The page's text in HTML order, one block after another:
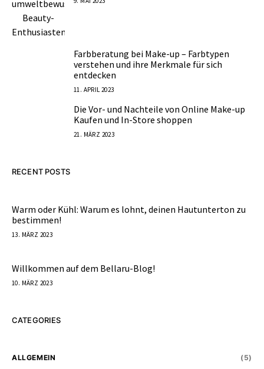
Farbberatung bei Make-up – Farbtypen
verstehen und ihre Merkmale für sich
entdecken
11. APRIL 2023
Die Vor- und Nachteile von Online Make-up
Kaufen und In-Store shoppen
21. MÄRZ 2023
RECENT POSTS
Warm oder Kühl: Warum es lohnt, deinen Hautunterton zu
bestimmen!
13. MÄRZ 2023
Willkommen auf dem Bellaru-Blog!
10. MÄRZ 2023
CATEGORIES
ALLGEMEIN (5)